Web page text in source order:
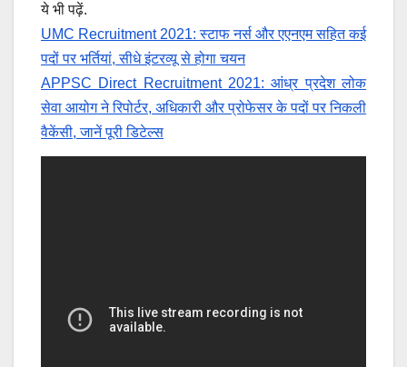
ये भी पढ़ें.
UMC Recruitment 2021: स्टाफ नर्स और एएनएम सहित कई
पदों पर भर्तियां, सीधे इंटरव्यू से होगा चयन
APPSC Direct Recruitment 2021: आंध्र प्रदेश लोक
सेवा आयोग ने रिपोर्टर, अधिकारी और प्रोफेसर के पदों पर निकली
वैकेंसी, जानें पूरी डिटेल्स